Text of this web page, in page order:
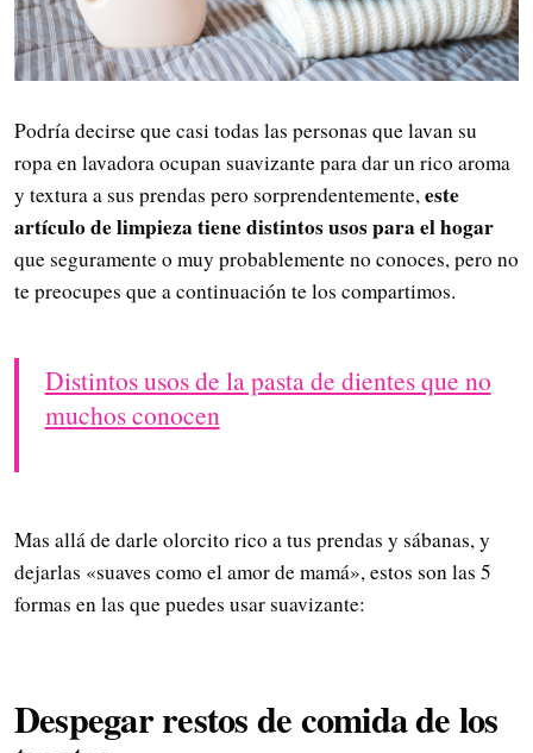
Podría decirse que casi todas las personas que lavan su
ropa en lavadora ocupan suavizante para dar un rico aroma
y textura a sus prendas pero sorprendentemente, este
artículo de limpieza tiene distintos usos para el hogar
que seguramente o muy probablemente no conoces, pero no
te preocupes que a continuación te los compartimos.
Distintos usos de la pasta de dientes que no
muchos conocen
Mas allá de darle olorcito rico a tus prendas y sábanas, y
dejarlas «suaves como el amor de mamá», estos son las 5
formas en las que puedes usar suavizante:
Despegar restos de comida de los